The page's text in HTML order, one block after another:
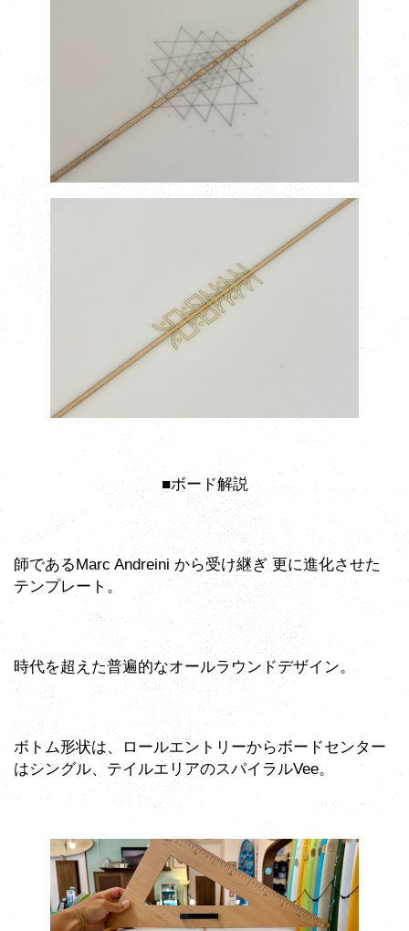
■ボード解説
師であるMarc Andreini から受け継ぎ 更に進化させた
テンプレート。
時代を超えた普遍的なオールラウンドデザイン。
ボトム形状は、ロールエントリーからボードセンター
はシングル、テイルエリアのスパイラルVee。